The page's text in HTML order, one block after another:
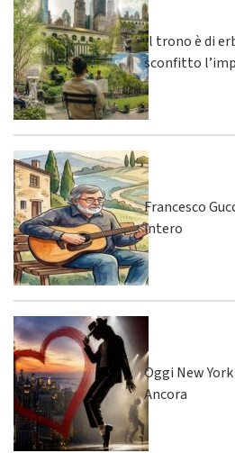
Il trono è di
sconfitto
Francesco
intero
Oggi New
Ancora